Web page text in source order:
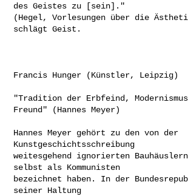
des Geistes zu [sein]."
(Hegel, Vorlesungen über die
schlägt Geist.
Francis Hunger (Künstler, Leipzig)
"Tradition der Erbfeind,
Freund" (Hannes Meyer)
Hannes Meyer gehört zu den von der
Kunstgeschichtsschreibung
weitesgehend ignorierten
selbst als Kommunisten
bezeichnet haben. In der
seiner Haltung